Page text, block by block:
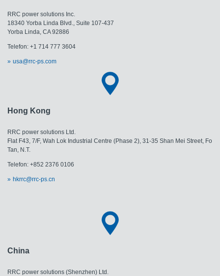
RRC power solutions Inc.
18340 Yorba Linda Blvd., Suite 107-437
Yorba Linda, CA 92886
Telefon: +1 714 777 3604
usa@rrc-ps.com
Hong Kong
RRC power solutions Ltd.
Flat F43, 7/F, Wah Lok Industrial Centre (Phase 2), 31-35 Shan Mei Street, Fo
Tan, N.T.
Telefon: +852 2376 0106
hkrrc@rrc-ps.cn
China
RRC power solutions (Shenzhen) Ltd.